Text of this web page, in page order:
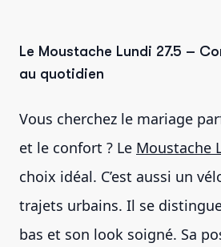
Le Moustache Lundi 27.5 –
au quotidien
Vous cherchez le mariage
et le confort ? Le Moustache
choix idéal. C’est aussi un
trajets urbains. Il se
bas et son look soigné. Sa